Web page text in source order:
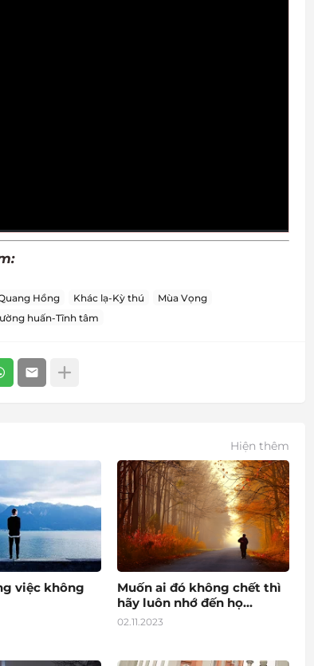
Hồng Khác lạ-Kỳ thú
Mùa Vọng
huấn-Tĩnh tâm
Hiện thêm
việc không
Muốn ai đó không chết thì
hãy luôn nhớ đến họ...
02.11.2023